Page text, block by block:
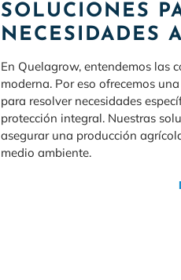
SOLUCIONES
NECESIDADES
En Quelagrow, entendemos las
moderna. Por eso ofrecemos
para resolver necesidades
protección integral. Nuestras
asegurar una producción
medio ambiente.